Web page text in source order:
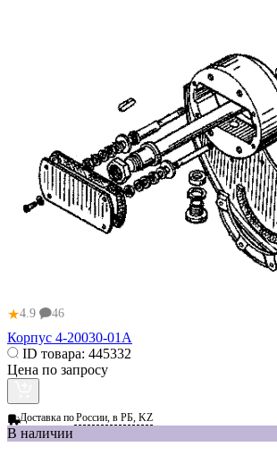
★4.9 46
Корпус 4-20030-01А
ID товара: 445332
Цена по запросу
Доставка поРоссии, в РБ, KZ
В наличии